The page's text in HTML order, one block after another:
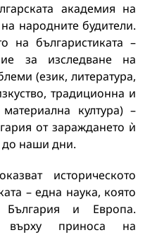
академия на
народните будители.
на българистиката –
за изследване на
(език, литература,
традиционна и
култура) –
от зараждането ѝ
до наши дни.
историческото
– една наука, която
и Европа.
върху приноса на